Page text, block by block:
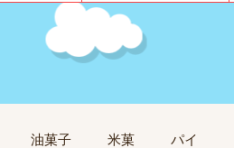
油菓子 米菓 パイ